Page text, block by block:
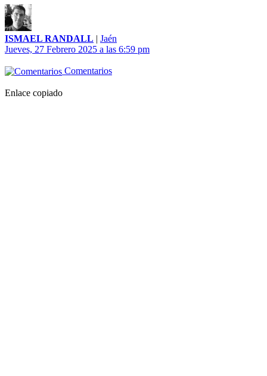
ISMAEL RANDALL | Jaén
Jueves, 27 Febrero 2025 a las 6:59 pm
Comentarios
Enlace copiado